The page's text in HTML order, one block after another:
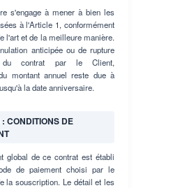
s'engage à mener à bien les
à l'Article 1, conformément
l'art et de la meilleure manière.
anticipée ou de rupture
du contrat par le Client,
montant annuel reste due à
la date anniversaire.
CONDITIONS DE
global de ce contrat est établi
de paiement choisi par le
la souscription. Le détail et les